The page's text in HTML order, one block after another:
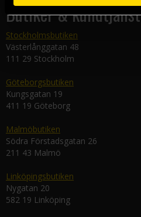
Butiker & kundtjänst
Stockholmsbutiken
Västerlånggatan 48
111 29 Stockholm
Göteborgsbutiken
Kungsgatan 19
411 19 Göteborg
Malmöbutiken
Södra Förstadsgatan 26
211 43 Malmö
Linköpingsbutiken
Nygatan 20
582 19 Linköping